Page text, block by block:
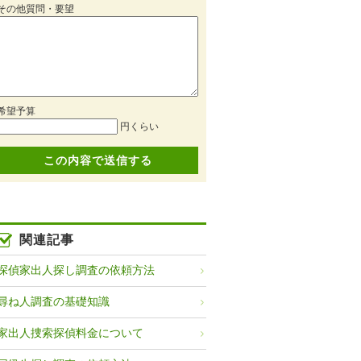
の他質問・要望
望予算
円くらい
関連記事
偵家出人探し調査の依頼方法
ね人調査の基礎知識
出人捜索探偵料金について